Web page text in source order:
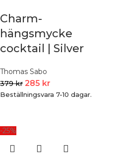
Charm-
hängsmycke
cocktail | Silver
Thomas Sabo
379kr 285 kr
Beställningsvara 7-10 dagar.
-25%